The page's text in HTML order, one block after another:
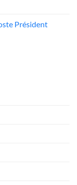
Président